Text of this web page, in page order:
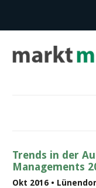
Trends in der
Managements
Okt 2016 •